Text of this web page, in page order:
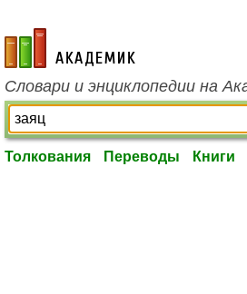
academic.ru
Словари и энциклопедии на
Толкования Переводы Книги